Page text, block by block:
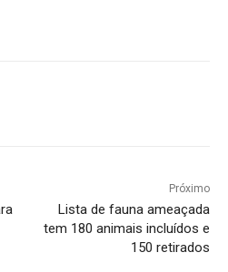
Próximo
Lista de fauna ameaçada
tem 180 animais incluídos e
150 retirados